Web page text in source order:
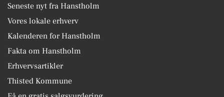
Seneste nyt fra Hanstholm
Vores lokale erhverv
Kalenderen for Hanstholm
Fakta om Hanstholm
Erhvervsartikler
Thisted Kommune